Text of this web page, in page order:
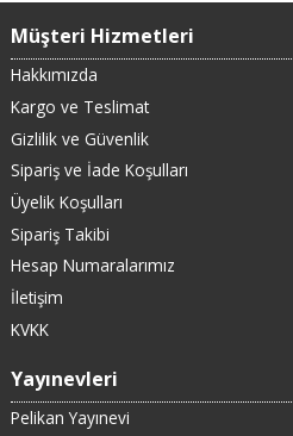
Müşteri Hizmetleri
Hakkımızda
Kargo ve Teslimat
Gizlilik ve Güvenlik
Sipariş ve İade Koşulları
Üyelik Koşulları
Sipariş Takibi
Hesap Numaralarımız
İletişim
KVKK
Yayınevleri
Pelikan Yayınevi